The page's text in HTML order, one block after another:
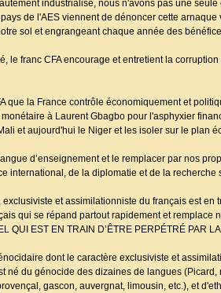
industrialisé, nous n'avons pas une
de l'AES viennent de dénoncer cette
sol et engrangeant chaque année des
le franc CFA encourage et entretient la
que la France contrôle économiquement et
à Laurent Gbagbo pour l'asphyxier
et aujourd'hui le Niger et les isoler sur le plan
d’enseignement et le remplacer par nos
international, de la diplomatie et de la recherche
exclusiviste et assimilationniste du français est
qui se répand partout rapidement et remplace
QUI EST EN TRAIN D’ÊTRE PERPÉTRÉ PAR
dont le caractère exclusiviste et
né du génocide des dizaines de langues
gascon, auvergnat, limousin, etc.), et